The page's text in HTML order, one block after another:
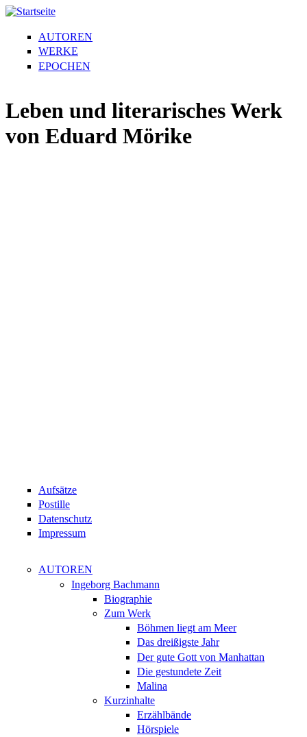
AUTOREN
WERKE
EPOCHEN
Leben und literarisches Werk
von Eduard Mörike
Aufsätze
Postille
Datenschutz
Impressum
AUTOREN
Ingeborg Bachmann
Biographie
Zum Werk
Böhmen liegt am Meer
Das dreißigste Jahr
Der gute Gott von Manhattan
Die gestundete Zeit
Malina
Kurzinhalte
Erzählbände
Hörspiele